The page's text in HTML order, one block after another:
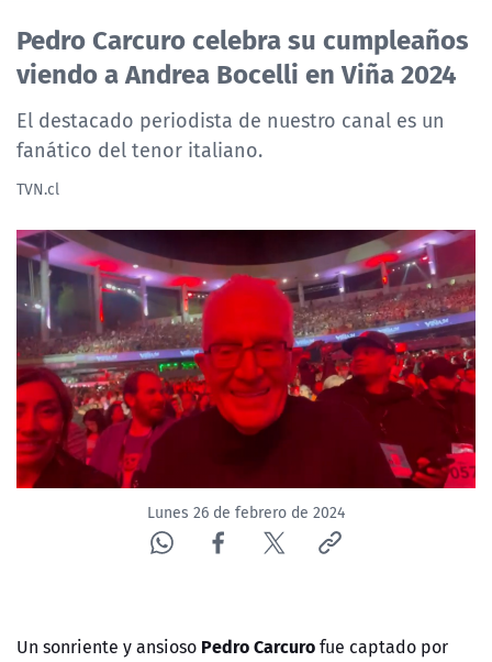
NTV
ACTUALIDAD Y TENDENCIAS
CORPORATIVO Y TRANSPARENCIA
ÁREA DE PROYECTOS
Pedro Carcuro celebra su cumpleaños
viendo a Andrea Bocelli en Viña 2024
El destacado periodista de nuestro canal es un
fanático del tenor italiano.
TVN.cl
Lunes 26 de febrero de 2024
Un sonriente y ansioso Pedro Carcurofue captado por